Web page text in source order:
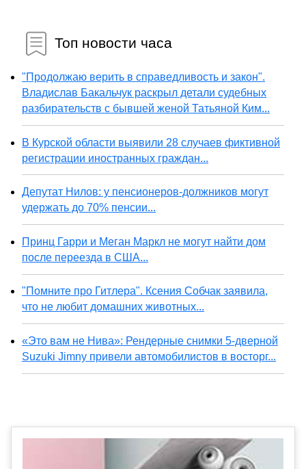
Топ новости часа
"Продолжаю верить в справедливость и закон".
Владислав Бакальчук раскрыл детали судебных
разбирательств с бывшей женой Татьяной Ким...
В Курской области выявили 28 случаев фиктивной
регистрации иностранных граждан...
Депутат Нилов: у пенсионеров-должников могут
удержать до 70% пенсии...
Принц Гарри и Меган Маркл не могут найти дом
после переезда в США...
"Помните про Гитлера". Ксения Собчак заявила,
что не любит домашних животных...
«Это вам не Нива»: Рендерные снимки 5-дверной
Suzuki Jimny привели автомобилистов в восторг...